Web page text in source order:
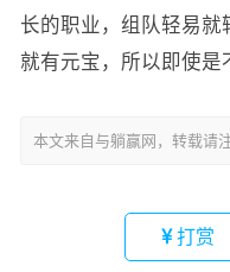
长的职业，组队轻易就
就有元宝，所以即使是
本文来自与躺赢网，转载请
打赏